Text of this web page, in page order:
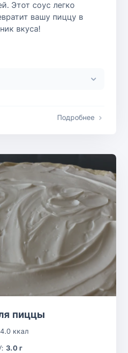
Этот соус легко
вашу пиццу в
вкуса!
Подробнее
пиццы
ккал
3.0 г